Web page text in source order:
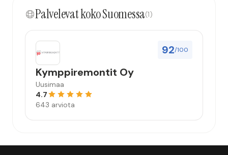
Palvelevat koko Suomessa(1)
92/100
Kymppiremontit Oy
Uusimaa
4.7
643 arviota